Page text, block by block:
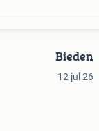
Bieden
12 jul 26